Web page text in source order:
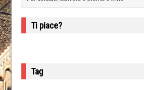
Ti piace?
Tag